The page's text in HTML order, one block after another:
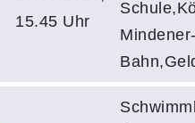
15.45 Uhr